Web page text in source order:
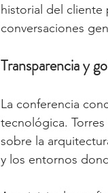
historial del cliente
conversaciones
Transparencia y
La conferencia
tecnológica.
sobre la
y los entornos